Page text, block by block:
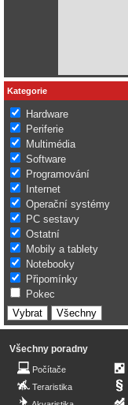
Kategorie
Hardware
Periferie
Multimédia
Software
Programování
Internet
Operační systémy
PC sestavy
Ostatní
Mobily a tablety
Notebooky
Připomínky
Pokec
Všechny poradny
Počítače
Teraristika